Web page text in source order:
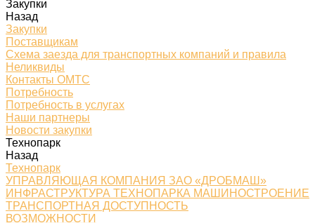
Закупки
Назад
Закупки
Поставщикам
Схема заезда для транспортных компаний и правила
Неликвиды
Контакты ОМТС
Потребность
Потребность в услугах
Наши партнеры
Новости закупки
Технопарк
Назад
Технопарк
УПРАВЛЯЮЩАЯ КОМПАНИЯ ЗАО «ДРОБМАШ»
ИНФРАСТРУКТУРА ТЕХНОПАРКА МАШИНОСТРОЕНИЕ
ТРАНСПОРТНАЯ ДОСТУПНОСТЬ
ВОЗМОЖНОСТИ